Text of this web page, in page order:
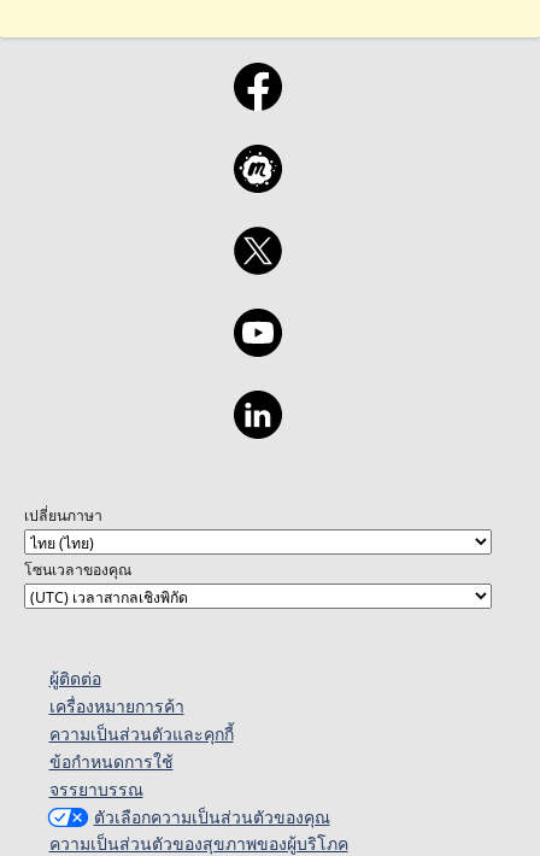
เปลี่ยนภาษา
โซนเวลาของคุณ
ผู้ติดต่อ
เครื่องหมายการค้า
ความเป็นส่วนตัวและคุกกี้
ข้อกำหนดการใช้
จรรยาบรรณ
ตัวเลือกความเป็นส่วนตัวของคุณ
ความเป็นส่วนตัวของสุขภาพของผู้บริโภค